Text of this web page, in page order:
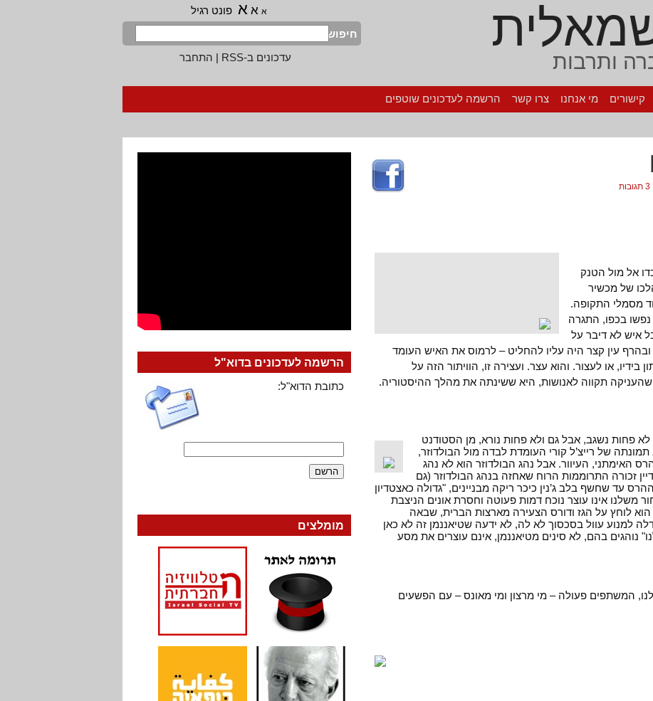
ותרבות
א א א פונט רגיל
חיפוש
עדכונים ב-RSS
| התחבר
קישורים מי אנחנו צרו קשר הרשמה לעדכונים שוטפים
3 תגובות
אל מול הטנק
של מכשיר
מסמלי התקופה.
בכפו, התגרה
איש לא דיבר על
עין קצר היה עליו להחליט – לרמוס את האיש העומד
בידיו, או לעצור. והוא עצר. ועצירה זו, הוויתור הזה על
תקווה לאנושות, היא ששינתה את מהלך ההיסטוריה.
פחות נשגב, אבל גם ולא פחות נורא, מן הסטודנט
של רייצ’ל קורי העומדת לבדה מול הבולדוזר,
האימתני, העיוור. אבל נהג הבולדוזר הוא לא נהג
זכורה התרוממות הרוח שאחזה בנהג הבולדוזר (גם
עד שחשף בלב ג’נין כיכר ריקה מבניינים, "גדולה כאצטדיון
משלנו אינו עוצר נוכח דמות פעוטה וחסרת אונים הניצבת
לוחץ על הגז ודורס הצעירה מארצות הברית, שבאה
למנוע עוול בסכסוך לא לה, לא ידעה שטיאננמן זה לא כאן
נוהגים בהם, לא סינים מטיאננמן, אינם עוצרים את מסע
המשתפים פעולה – מי מרצון ומי מאונס – עם הפשעים
הרשמה לעדכונים בדוא"ל
כתובת הדוא"ל:
מומלצים